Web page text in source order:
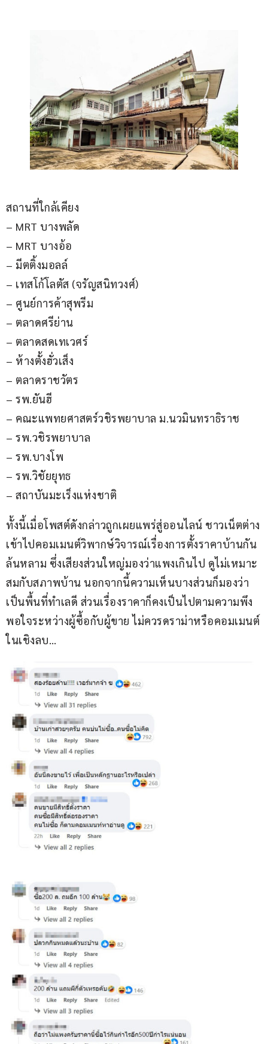
สถานที่ใกล้เคียง
– MRT บางพลัด
– MRT บางอ้อ
– มีตติ้งมอลล์
– เทสโก้โลตัส (จรัญสนิทวงศ์)
– ศูนย์การค้าสุพรีม
– ตลาดศรีย่าน
– ตลาดสดเทเวศร์
– ห้างตั้งฮั่วเส็ง
– ตลาดราชวัตร
– รพ.ยันฮี
– คณะแพทยศาสตร์วชิรพยาบาล ม.นวมินทราธิราช
– รพ.วชิรพยาบาล
– รพ.บางโพ
– รพ.วิชัยยุทธ
– สถาบันมะเร็งแห่งชาติ
ทั้งนี้เมื่อโพสต์ดังกล่าวถูกเผยแพร่สู่ออนไลน์ ชาวเน็ตต่าง
เข้าไปคอมเมนต์วิพากษ์วิจารณ์เรื่องการตั้งราคาบ้านกัน
ล้นหลาม ซึ่งเสียงส่วนใหญ่มองว่าแพงเกินไป ดูไม่เหมาะ
สมกับสภาพบ้าน นอกจากนี้ความเห็นบางส่วนก็มองว่า
เป็นพื้นที่ทำเลดี ส่วนเรื่องราคาก็คงเป็นไปตามความพึง
พอใจระหว่างผู้ซื้อกับผู้ขาย ไม่ควรดราม่าหรือคอมเมนต์
ในเชิงลบ…